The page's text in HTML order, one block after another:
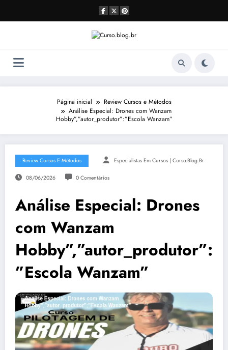
o
Página inicial
Review Cursos e Métodos
Análise Especial: Drones com Wanzam
Hobby”,”autor_produtor”:”Escola Wanzam”
Review Cursos E Métodos Especialistas Em Cursos | Curso.blog.br
08/06/2026 0 Comentários
Análise Especial: Drones
com Wanzam
Hobby”,”autor_produtor”:
”Escola Wanzam”